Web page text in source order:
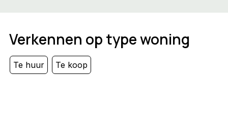
Verkennen op type woning
Te huur Te koop